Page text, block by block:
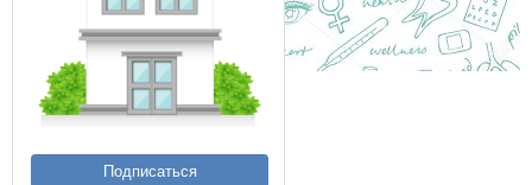
Подписаться